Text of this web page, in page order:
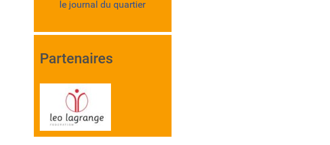
le journal du quartier
Partenaires